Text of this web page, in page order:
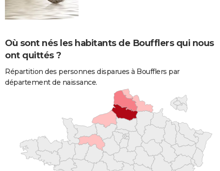
Où sont nés les habitants de Boufflers qui nous
ont quittés ?
Répartition des personnes disparues à Boufflers par
département de naissance.